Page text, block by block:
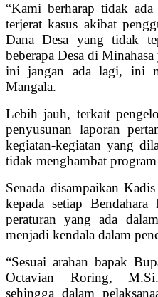
“Kami berharap tidak
terjerat kasus akibat
Dana Desa yang tidak
beberapa Desa di
ini jangan ada lagi, ini
Mangala.
Lebih jauh, terkait
penyusunan laporan
kegiatan-kegiatan yang
tidak menghambat
Senada disampaikan
kepada setiap
peraturan yang ada
menjadi kendala dalam
“Sesuai arahan bapak
Octavian Roring,
sehingga dalam